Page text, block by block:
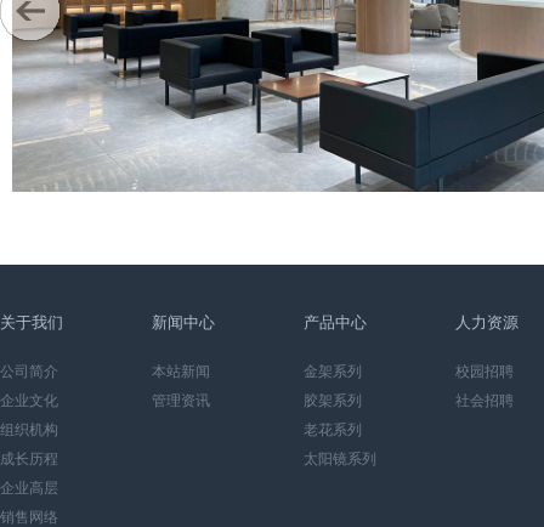
关于我们
公司简介
企业文化
组织机构
成长历程
企业高层
销售网络
新闻中心
本站新闻
管理资讯
产品中心
金架系列
胶架系列
老花系列
太阳镜系列
人力资源
校园招聘
社会招聘